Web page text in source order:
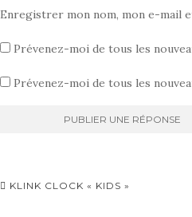
Enregistrer mon nom, mon e-mail
Prévenez-moi de tous les
Prévenez-moi de tous les
Pagination
KLINK CLOCK « KIDS »